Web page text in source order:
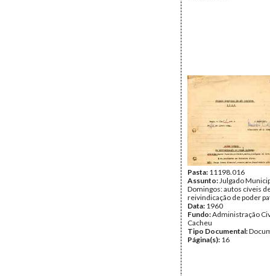
Pasta: 11198.016
Assunto:Julgado
Domingos: autos cíveis
reivindicação de poder
Data: 1960
Fundo:Administração
Cacheu
Tipo Documental:
Página(s): 16